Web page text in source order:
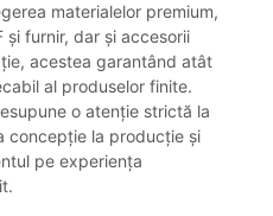
materialelor premium,
și furnir, dar și accesorii
acestea garantând atât
al produselor finite.
o atenție strictă la
concepție la producție și
pe experiența